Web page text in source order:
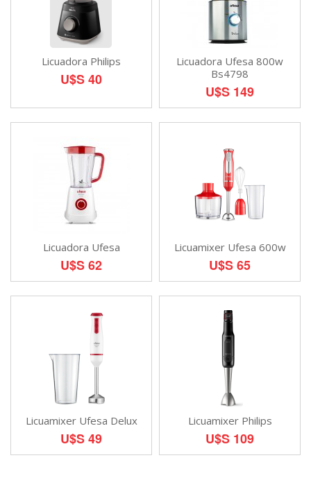
Licuadora Philips
U$S 40
Licuadora Ufesa 800w
Bs4798
U$S 149
Licuadora Ufesa
U$S 62
Licuamixer Ufesa 600w
U$S 65
Licuamixer Ufesa Delux
U$S 49
Licuamixer Philips
U$S 109